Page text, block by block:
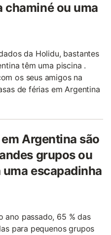
chaminé ou uma
da Holidu, bastantes
têm uma piscina .
os seus amigos na
de férias em Argentina
Argentina são
grupos ou
escapadinha
ano passado, 65 % das
para pequenos grupos